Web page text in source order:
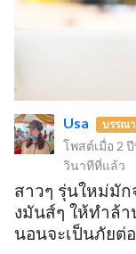
Usa บรรณ
โพสต์เมื่อ 2
วินาทีที่แล้ว
สาวๆ รุ่นใหม่มัก
งมันส์ๆ ให้ทำล้
นอนจะเป็นภัยต่